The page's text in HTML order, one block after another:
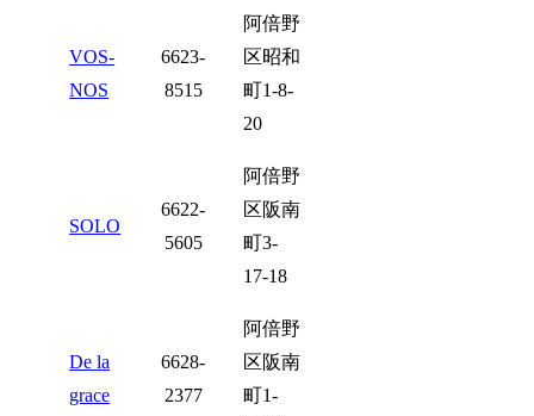
VOS-
NOS
6623-
8515
阿倍野
区昭和
町1-8-
20
SOLO
6622-
5605
阿倍野
区阪南
町3-
17-18
De la
grace
6628-
2377
阿倍野
区阪南
町1-